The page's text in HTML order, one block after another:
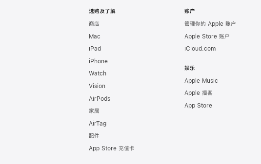
选购及了解
商店
Mac
iPad
iPhone
Watch
Vision
AirPods
家居
AirTag
配件
App Store 充值卡
账户
管理你的 Apple 账户
Apple Store 账户
iCloud.com
娱乐
Apple Music
Apple 播客
App Store